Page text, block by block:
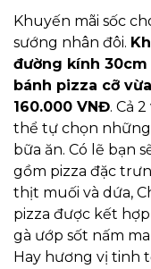
Khuyến mãi sốc
sướng nhân đôi.
đường kính 30cm
bánh pizza cỡ
160.000 VNĐ. Cả
thể tự chọn
bữa ăn. Có lẽ bạn
gồm pizza đặc
thịt muối và dứa,
pizza được kết
gà ướp sốt nấm
Hay hương vị tinh